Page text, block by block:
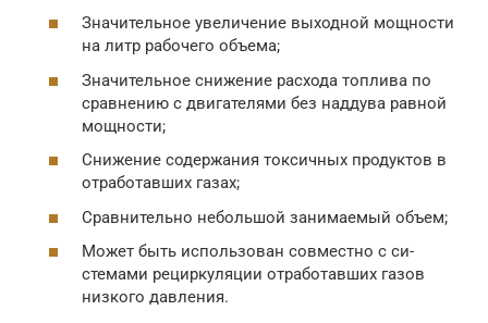
Значительное увеличение выходной мощ­ности
на литр рабочего объема;
Значительное снижение расхода топлива по
сравнению с двигателями без наддува равной
мощности;
Снижение содержания токсичных продук­тов в
отработавших газах;
Сравнительно небольшой занимаемый объем;
Может быть использован совместно с си­
стемами рециркуляции отработавших га­зов
низкого давления.